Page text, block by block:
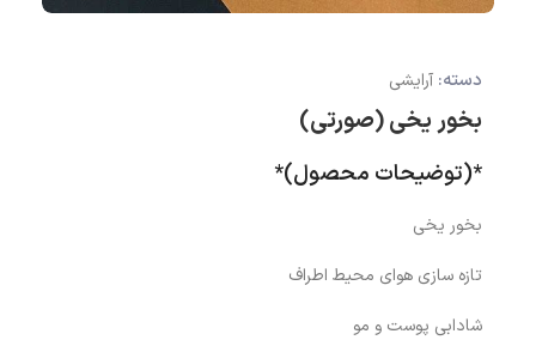
دسته: آرایشی
بخور یخی (صورتی)
*(توضیحات محصول)*
بخور یخی
تازه سازی هوای محیط اطراف
شادابی پوست و مو